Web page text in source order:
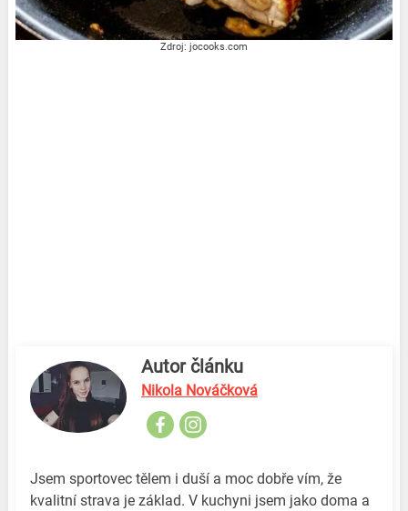
Zdroj: jocooks.com
Autor článku
Nikola Nováčková
Jsem sportovec tělem i duší a moc dobře vím, že
kvalitní strava je základ. V kuchyni jsem jako doma a